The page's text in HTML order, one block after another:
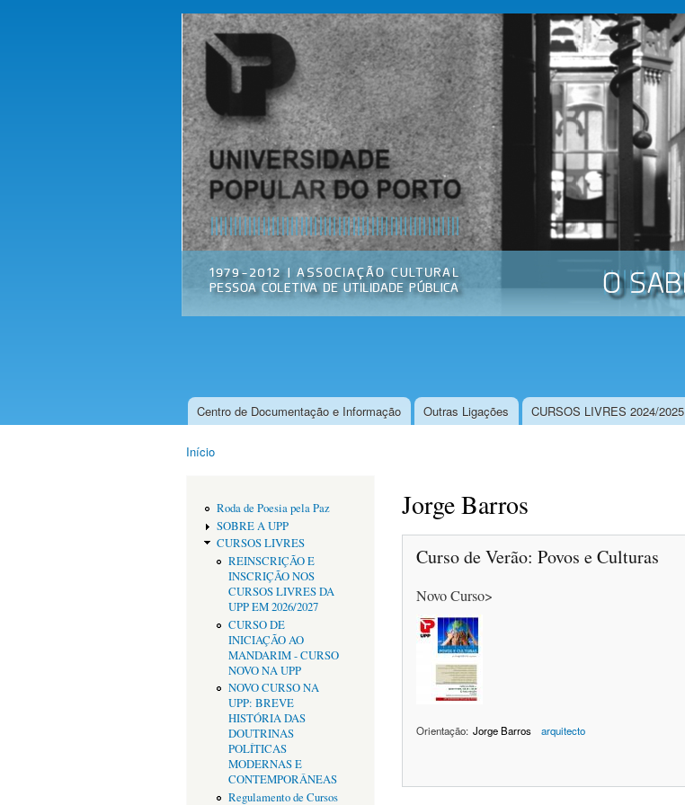
Passar
para o
conteúdo
principal
Universidade
Popular do
Porto
Associação
Cultural
Menu principal
Centro de Documentação e Informação Outras Ligações CURSOS LIVRES 2024/2025
Início
Roda de Poesia pela Paz
SOBRE A UPP
CURSOS LIVRES
REINSCRIÇÃO E
INSCRIÇÃO NOS
CURSOS LIVRES DA
UPP EM 2026/2027
CURSO DE
INICIAÇÃO AO
MANDARIM - CURSO
NOVO NA UPP
NOVO CURSO NA
UPP: BREVE
HISTÓRIA DAS
DOUTRINAS
POLÍTICAS
MODERNAS E
CONTEMPORÂNEAS
Regulamento de Cursos
Jorge Barros
Curso de Verão: Povos e Culturas
Novo Curso>
Orientação: Jorge Barros arquitecto